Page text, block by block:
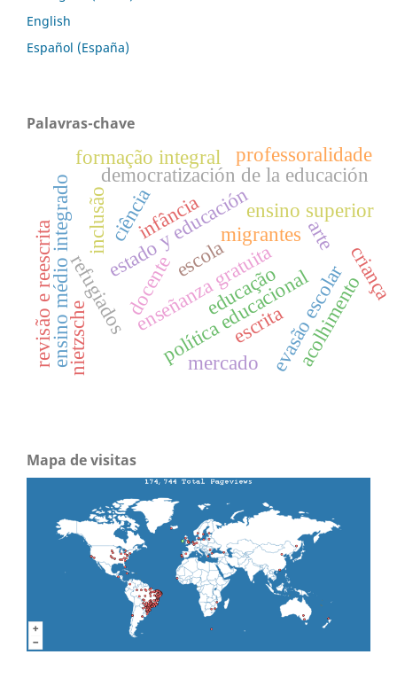
English
Español (España)
Palavras-chave
política educacional
estado y educación
democratización de la educación
enseñanza gratuitaevasão escolar
educação
refugiados
migrantes
inclusão
acolhimento
formação integral
ensino médio integrado docente
ensino superior
professoralidade
infância
criança
escola
arte
mercado
nietzsche escrita
revisão e reescrita
ciência
Mapa de visitas